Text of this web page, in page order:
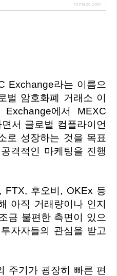
m.mexc.com
벌 암호화폐 거래소 이
에서 MEXC
서 글로벌 컴플라이언
로 성장하는 것을 목표
격적인 마케팅을 진행
아직 거래량이나 인지
금 불편한 측면이 있으
자자들의 관심을 받고